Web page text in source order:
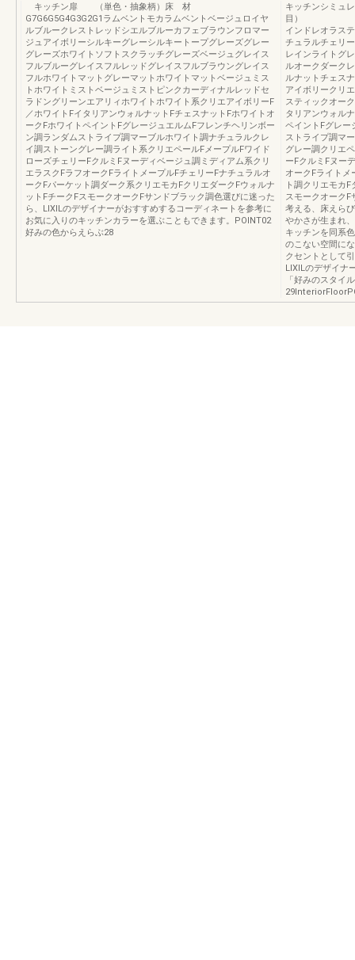
キッチン扉 （単色・抽象柄）床 材
G7G6G5G4G3G2G1ラムベントモカラムベントベージュロイヤ
ルブルークレストレッドシエルブルーカフェブラウンフロマー
ジュアイボリーシルキーグレーシルキートープグレーズグレー
グレーズホワイトソフトスクラッチグレーズベージュグレイス
フルブルーグレイスフルレッドグレイスフルブラウングレイス
フルホワイトマットグレーマットホワイトマットベージュミス
トホワイトミストベージュミストピンクカーディナルレッドセ
ラドングリーンエアリィホワイトホワイト系クリエアイボリーF
／ホワイトFイタリアンウォルナットFチェスナットFホワイトオ
ークFホワイトペイントFグレージュエルムFフレンチヘリンボー
ン調ランダムストライプ調マーブルホワイト調ナチュラルクレ
イ調ストーングレー調ライト系クリエペールFメープルFワイド
ローズチェリーFクルミFヌーディベージュ調ミディアム系クリ
エラスクFラフオークFライトメープルFチェリーFナチュラルオ
ークFパーケット調ダーク系クリエモカFクリエダークFウォルナ
ットFチークFスモークオークFサンドブラック調色選びに迷った
ら、LIXILのデザイナーがおすすめするコーディネートを参考に
お気に入りのキッチンカラーを選ぶこともできます。POINT02
好みの色からえらぶ28
キッチンシミ
目） 床 材ユ
インドレオラス
チュラルチェリ
レインライトグ
ルオークダーク
ルナットチェス
アイボリークリ
スティックオー
タリアンウォル
ペイントFグレー
ストライプ調マ
グレー調クリエ
ーFクルミFヌー
オークFライトメ
ト調クリエモカ
スモークオークF
考える、床えら
やかさが生まれ
キッチンを同系
のこない空間に
クセントとして
LIXILのデザイナ
「好みのスタイ